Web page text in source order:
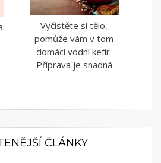
Vyčistěte si tělo,
pomůže vám v tom
domácí vodní kefír.
Příprava je snadná
ČLÁNKY